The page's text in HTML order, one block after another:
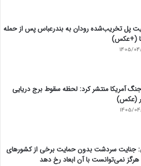
پل تخریب‌شده رودان به بندرعباس پس از حمله
(+عکس)
1405/
آمریکا منتشر کرد: لحظه سقوط برج دریایی
(عکس)
1405/
جنایت سردشت بدون حمایت برخی از کشورهای
نمی‌توانست با آن ابعاد رخ دهد